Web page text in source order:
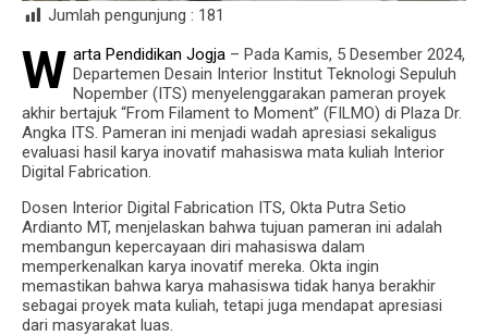
Jumlah pengunjung : 181
W arta Pendidikan Jogja – Pada Kamis, 5 Desember 2024,
Departemen Desain Interior Institut Teknologi Sepuluh
Nopember (ITS) menyelenggarakan pameran proyek
akhir bertajuk “From Filament to Moment” (FILMO) di Plaza Dr.
Angka ITS. Pameran ini menjadi wadah apresiasi sekaligus
evaluasi hasil karya inovatif mahasiswa mata kuliah Interior
Digital Fabrication.
Dosen Interior Digital Fabrication ITS, Okta Putra Setio
Ardianto MT, menjelaskan bahwa tujuan pameran ini adalah
membangun kepercayaan diri mahasiswa dalam
memperkenalkan karya inovatif mereka. Okta ingin
memastikan bahwa karya mahasiswa tidak hanya berakhir
sebagai proyek mata kuliah, tetapi juga mendapat apresiasi
dari masyarakat luas.